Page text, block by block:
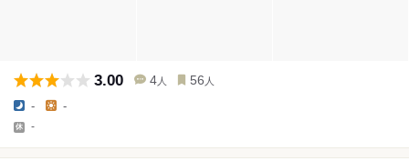
3.00 4 人 56 人
- -
-